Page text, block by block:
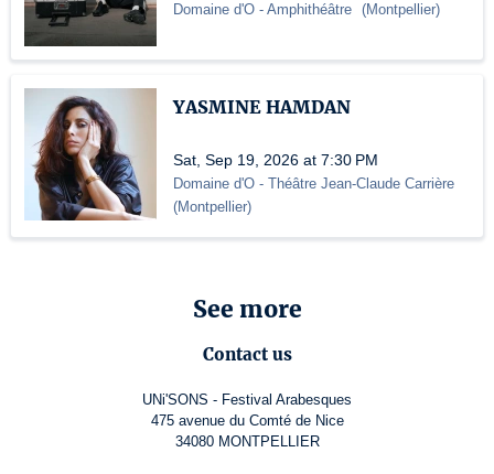
Domaine d'O - Amphithéâtre (Montpellier)
YASMINE HAMDAN
Sat, Sep 19, 2026 at 7:30 PM
Domaine d'O - Théâtre Jean-Claude Carrière
(Montpellier)
See more
Contact us
UNi'SONS - Festival Arabesques
475 avenue du Comté de Nice
34080 MONTPELLIER